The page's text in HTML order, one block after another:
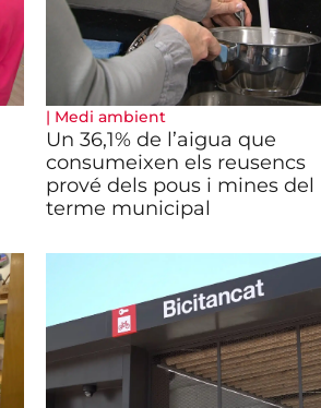
| Medi ambient
Un 36,1% de l’aigua que
consumeixen els reusencs
prové dels pous i mines del
terme municipal